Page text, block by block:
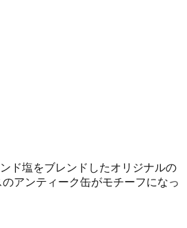
ド塩をブレンドしたオリジナルの
アンティーク缶がモチーフになっ